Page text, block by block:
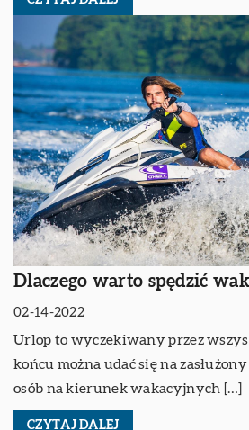
Dlaczego warto spędzić
02-14-2022
Urlop to wyczekiwany przez
końcu można udać się na
osób na kierunek wakacyjnych […]
CZYTAJ DALEJ